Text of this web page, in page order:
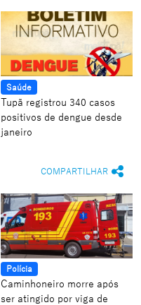
Saúde
Tupã registrou 340 casos
positivos de dengue desde
janeiro
COMPARTILHAR
Polícia
Caminhoneiro morre após
ser atingido por viga de